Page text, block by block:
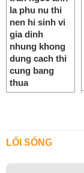
LỐI SỐNG